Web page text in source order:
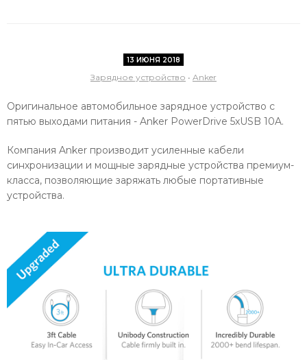
13 ИЮНЯ 2018
Зарядное устройство • Anker
Оригинальное автомобильное зарядное устройство с
пятью выходами питания - Anker PowerDrive 5xUSB 10A.
Компания Anker производит усиленные кабели
синхронизации и мощные зарядные устройства премиум-
класса, позволяющие заряжать любые портативные
устройства.